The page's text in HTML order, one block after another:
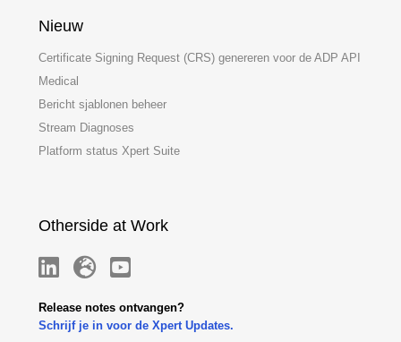
Nieuw
Certificate Signing Request (CRS) genereren voor de ADP API
Medical
Bericht sjablonen beheer
Stream Diagnoses
Platform status Xpert Suite
Otherside at Work
Release notes ontvangen?
Schrijf je in voor de Xpert Updates.